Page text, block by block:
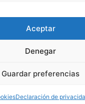
Aceptar
Denegar
Guardar preferencias
Declaración de
- CONSELL DE